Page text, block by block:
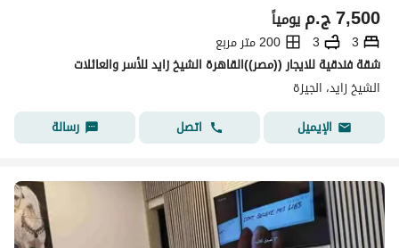
ج.م7,500 يومياً
3
3
200 متر مربع
شقة فندقية للايجار ((مصر))القاهرة الشيخ زايد للأسر والعائلات
الشيخ زايد، الجيزة
الإيميل
اتصل رسالة